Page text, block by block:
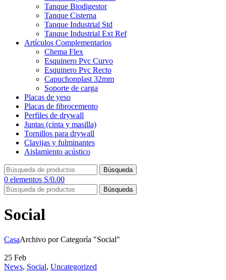
Tanque Biodigestor
Tanque Cisterna
Tanque Industrial Std
Tanque Industrial Ext Ref
Artículos Complementarios
Chema Flex
Esquinero Pvc Curvo
Esquinero Pvc Recto
Capuchonplast 32mm
Soporte de carga
Placas de yeso
Placas de fibrocemento
Perfiles de drywall
Juntas (cinta y masilla)
Tornillos para drywall
Clavijas y fulminantes
Aislamiento acústico
Búsqueda
0 elementos S/0.00
Búsqueda
Social
CasaArchivo por Categoría "Social"
25 Feb
News, Social, Uncategorized